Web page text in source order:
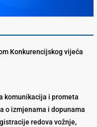
Konkurencijskog vijeća
komunikacija i prometa
o izmjenama i dopunama
redova vožnje,